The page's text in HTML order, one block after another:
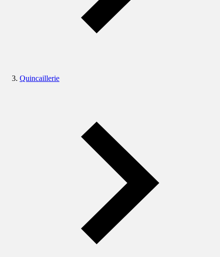
Quincaillerie